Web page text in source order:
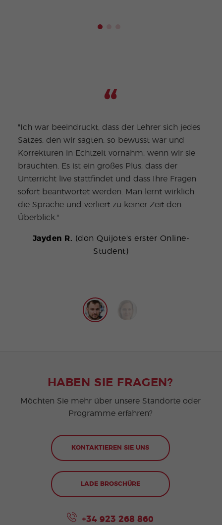
"Ich war beeindruckt, dass der Lehrer sich jedes
Satzes, den wir sagten, so bewusst war und
Korrekturen in Echtzeit vornahm, wenn wir sie
brauchten. Es ist ein großes Plus, dass der
Unterricht live stattfindet und dass Ihre Fragen
sofort beantwortet werden. Man lernt wirklich
die Sprache und verliert zu keiner Zeit den
Überblick."
Jayden R. (don Quijote's erster Online-
Student)
HABEN SIE FRAGEN?
Möchten Sie mehr über unsere Standorte oder
Programme erfahren?
KONTAKTIEREN SIE UNS
LADE BROSCHÜRE
+34 923 268 860